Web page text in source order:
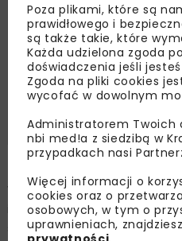
Wartością dodaną tego typu
ich użycia na urządzeniach
smartfony i tablety,
Poza plikami, które są
prawidłowego i
są także takie, które
Każda udzielona zgoda
doświadczenia jeśli
Zgoda na pliki cookies
wycofać w dowolnym
Administratorem Twoich
nbi med!a z siedzibą w
przypadkach nasi
Więcej informacji o
cookies oraz o
osobowych, w tym o
uprawnieniach,